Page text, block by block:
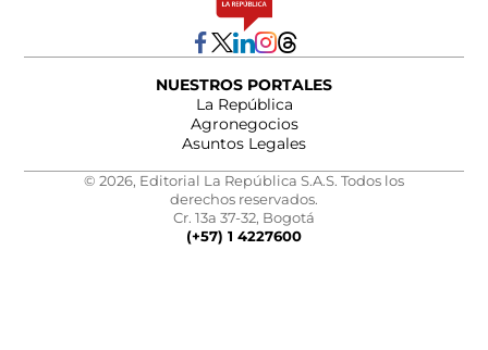
NUESTROS PORTALES
La República
Agronegocios
Asuntos Legales
© 2026, Editorial La República S.A.S. Todos los
derechos reservados.
Cr. 13a 37-32, Bogotá
(+57) 1 4227600